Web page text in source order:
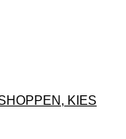
KIES